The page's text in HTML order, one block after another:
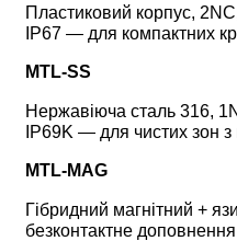
Пластиковий корпус,
IP67 — для компактних
MTL-SS
Нержавіюча сталь 316,
IP69K — для чистих зон
MTL-MAG
Гібридний магнітний +
безконтактне